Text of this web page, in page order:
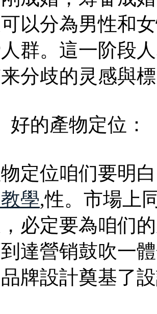
以分為男性和
群。這一阶段
分歧的灵感與
好的產物定位：
定位咱们要明
學,性。市場上
必定要為咱们
達營销鼓吹一
牌設計奠基了